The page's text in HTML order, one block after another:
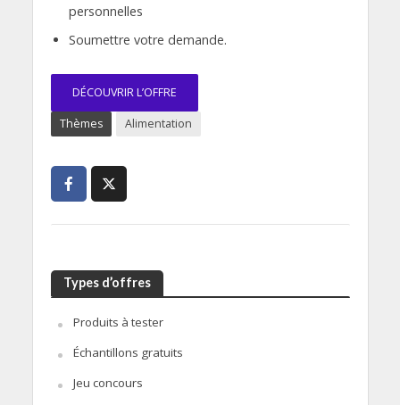
personnelles
Soumettre votre demande.
DÉCOUVRIR L’OFFRE
Thèmes Alimentation
Types d’offres
Produits à tester
Échantillons gratuits
Jeu concours